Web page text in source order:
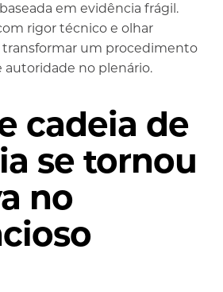
em evidência frágil.
rigor técnico e olhar
um procedimento
no plenário.
cadeia de
se tornou
no